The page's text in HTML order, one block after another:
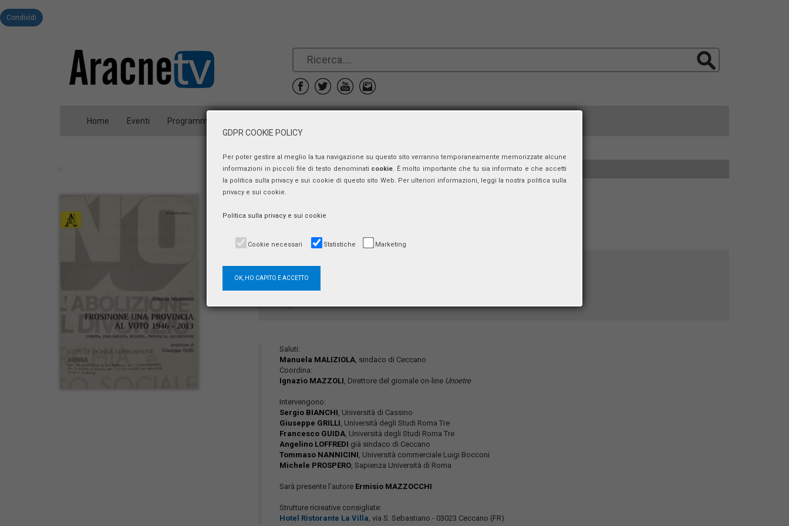
Condividi
Home Eventi Programmi
Presentazione
Frosinone. Una provincia al voto 1946-2013
venerdì 31 gennaio 2014, ore 17:30 - 19:00
Saluti:
Manuela MALIZIOLA, sindaco di Ceccano
Coordina:
Ignazio MAZZOLI, Direttore del giornale on-line Unoetre
Intervengono:
Sergio BIANCHI, Università di Cassino
Giuseppe GRILLI, Università degli Studi Roma Tre
Francesco GUIDA, Università degli Studi Roma Tre
Angelino LOFFREDI già sindaco di Ceccano
Tommaso NANNICINI, Università commerciale Luigi Bocconi
Michele PROSPERO, Sapienza Università di Roma
Sarà presente l’autore Ermisio MAZZOCCHI
Strutture ricreative consigliate:
Hotel Ristorante La Villa, via S. Sebastiano - 03023 Ceccano (FR)
GDPR COOKIE POLICY
Per poter gestire al meglio la tua navigazione su questo sito verranno temporaneamente memorizzate alcune
informazioni in piccoli file di testo denominati cookie . È molto importante che tu sia informato e che accetti
la politica sulla privacy e sui cookie di questo sito Web. Per ulteriori informazioni, leggi la nostra politica sulla
privacy e sui cookie.
Politica sulla privacy e sui cookie
Cookie necessari Statistiche Marketing
OK, HO CAPITO E ACCETTO